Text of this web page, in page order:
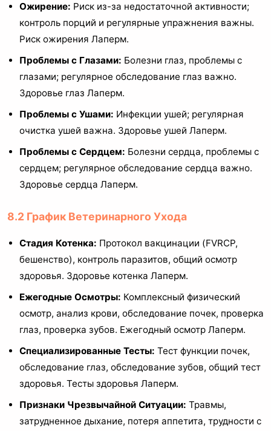
Ожирение: Риск из-за недостаточной активности;
контроль порций и регулярные упражнения важны.
Риск ожирения Лаперм.
Проблемы с Глазами: Болезни глаз, проблемы с
глазами; регулярное обследование глаз важно.
Здоровье глаз Лаперм.
Проблемы с Ушами: Инфекции ушей; регулярная
очистка ушей важна. Здоровье ушей Лаперм.
Проблемы с Сердцем: Болезни сердца, проблемы с
сердцем; регулярное обследование сердца важно.
Здоровье сердца Лаперм.
8.2 График Ветеринарного Ухода
Стадия Котенка: Протокол вакцинации (FVRCP,
бешенство), контроль паразитов, общий осмотр
здоровья. Здоровье котенка Лаперм.
Ежегодные Осмотры: Комплексный физический
осмотр, анализ крови, обследование почек, проверка
глаз, проверка зубов. Ежегодный осмотр Лаперм.
Специализированные Тесты: Тест функции почек,
обследование глаз, обследование зубов, общий тест
здоровья. Тесты здоровья Лаперм.
Признаки Чрезвычайной Ситуации: Травмы,
затрудненное дыхание, потеря аппетита, трудности с